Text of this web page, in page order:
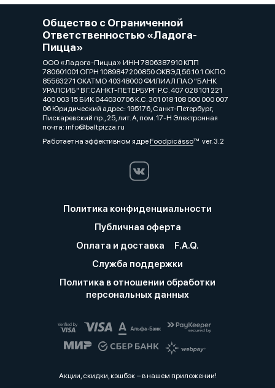
Общество с Ограниченной
Ответственностью «Ладога-
Пицца»
ООО «Ладога-Пицца» ИНН 7806387910 КПП
780601001 ОГРН 1089847200850 ОКВЭД 56.10.1 ОКПО
85563271 ОКАТМО 40348000 ФИЛИАЛ ПАО "БАНК
УРАЛСИБ" В Г.САНКТ-ПЕТЕРБУРГ Р.С. 407 028 101 221
400 003 15 БИК 044030706 К.С. 301 018 108 000 000 007
06 Юридический адрес: 195176, Санкт-Петербург,
Пискаревский пр., 25, лит. А, пом. 17-Н Электронная
почта: info@baltpizza.ru
Работает на эффективном ядреFoodpicássover. 3.2
Политика конфиденциальности
Публичная оферта
Оплата и доставка
F.A.Q.
Служба поддержки
Политика в отношении обработки
персональных данных
Акции, скидки, кэшбэк − в нашем приложении!